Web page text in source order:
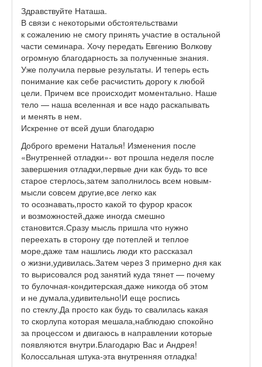
Здравствуйте Наташа.
В связи с некоторыми обстоятельствами
к сожалению не смогу принять участие в остальной
части семинара. Хочу передать Евгению Волкову
огромную благодарность за полученные знания.
Уже получила первые результаты. И теперь есть
понимание как себе расчистить дорогу к любой
цели. Причем все происходит моментально. Наше
тело — наша вселенная и все надо раскапывать
и менять в нем.
Искренне от всей души благодарю
Доброго времени Наталья! Изменения после
«Внутренней отладки»- вот прошла неделя после
завершения отладки,первые дни как будь то все
старое стерлось,затем заполнилось всем новым-
мысли совсем другие,все легко как
то осознавать,просто какой то фурор красок
и возможностей,даже иногда смешно
становится.Сразу мысль пришла что нужно
переехать в сторону где потеплей и теплое
море,даже там нашлись люди кто рассказал
о жизни,удивилась.Затем через 3 примерно дня как
то вырисовался род занятий куда тянет — почему
то булочная-кондитерская,даже никогда об этом
и не думала,удивительно!И еще роспись
по стеклу.Да просто как будь то свалилась какая
то скорлупа которая мешала,наблюдаю спокойно
за процессом и двигаюсь в направлении которые
появляются внутри.Благодарю Вас и Андрея!
Колоссальная штука-эта внутренняя отладка!